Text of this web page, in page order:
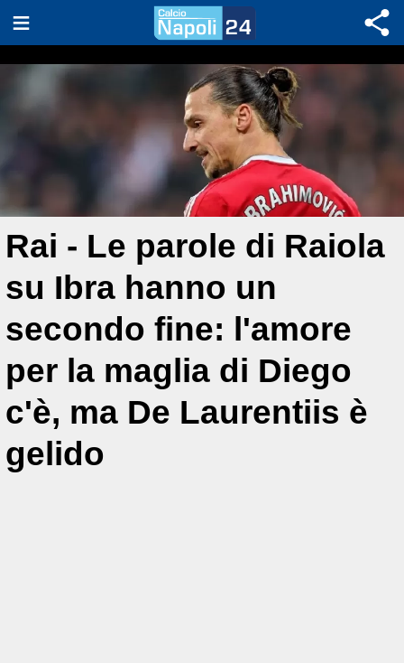
Rai - Le parole di Raiola
su Ibra hanno un
secondo fine: l'amore
per la maglia di Diego
c'è, ma De Laurentiis è
gelido